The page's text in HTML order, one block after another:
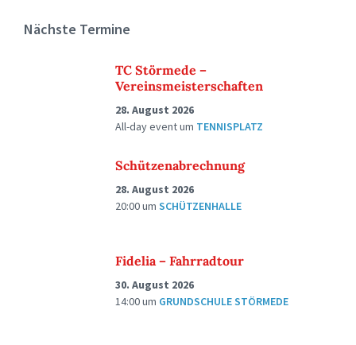
Nächste Termine
TC Störmede –
Vereinsmeisterschaften
28. August 2026
All-day eventum TENNISPLATZ
Schützenabrechnung
28. August 2026
20:00um SCHÜTZENHALLE
Fidelia – Fahrradtour
30. August 2026
14:00um GRUNDSCHULE STÖRMEDE